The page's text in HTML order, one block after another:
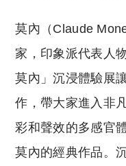
莫內（Claude
家，印象派代表人
莫內」沉浸體驗展
作，帶大家進入非
彩和聲效的多感官
莫內的經典作品。